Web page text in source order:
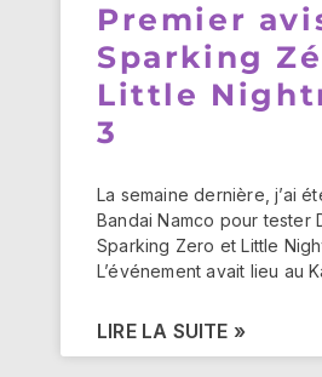
Premier
Sparking
Little
3
La semaine dernière, j’ai
Bandai Namco pour tester
Sparking Zero et Little
L’événement avait lieu au
LIRE LA SUITE »